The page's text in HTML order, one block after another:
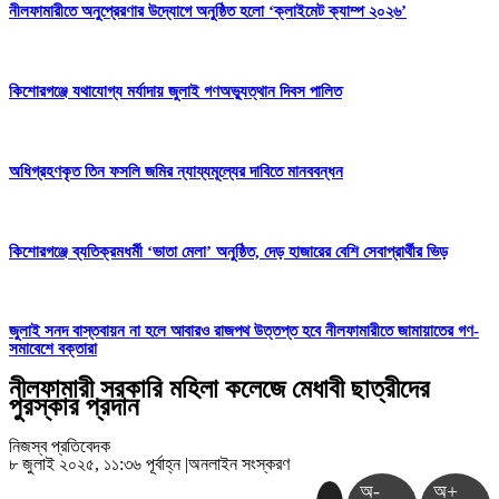
নীলফামারীতে অনুপ্রেরণার উদ্যোগে অনুষ্ঠিত হলো ‘ক্লাইমেট ক্যাম্প ২০২৬’
কিশোরগঞ্জে যথাযোগ্য মর্যাদায় জুলাই গণঅভ্যুত্থান দিবস পালিত
অধিগ্রহণকৃত তিন ফসলি জমির ন্যায্যমূল্যের দাবিতে মানববন্ধন
কিশোরগঞ্জে ব্যতিক্রমধর্মী ‘ভাতা মেলা’ অনুষ্ঠিত, দেড় হাজারের বেশি সেবাপ্রার্থীর ভিড়
জুলাই সনদ বাস্তবায়ন না হলে আবারও রাজপথ উত্তপ্ত হবে নীলফামারীতে জামায়াতের গণ-
সমাবেশে বক্তারা
নীলফামারী সরকারি মহিলা কলেজে মেধাবী ছাত্রীদের
পুরস্কার প্রদান
নিজস্ব প্রতিবেদক
৮ জুলাই ২০২৫, ১১:৩৬ পূর্বাহ্ন |অনলাইন সংস্করণ
অ- অ+